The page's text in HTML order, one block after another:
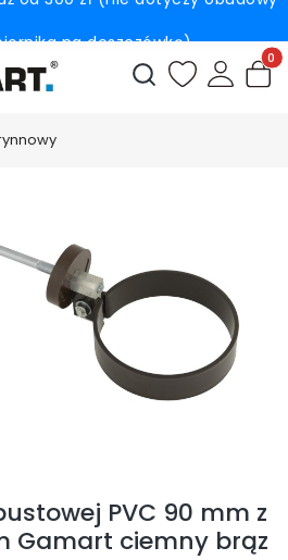
na deszczówkę)
Otwórz
PVC 90 mm z
Gamart ciemny brąz